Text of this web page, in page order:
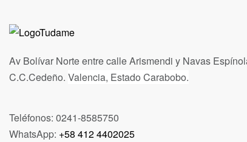
Av Bolívar Norte entre calle Arismendi y Navas
C.C.Cedeño. Valencia, Estado Carabobo.
Teléfonos: 0241-8585750
WhatsApp: +58 412 4402025